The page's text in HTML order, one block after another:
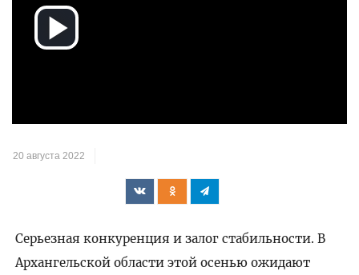
Воспроизвести
видео
20 августа 2022
Серьезная конкуренция и залог стабильности. В
Архангельской области этой осенью ожидают